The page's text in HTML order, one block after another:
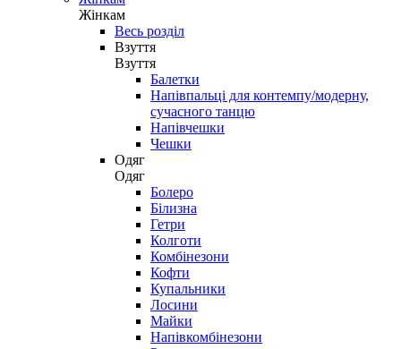
Жінкам
Весь розділ
Взуття
Взуття
Балетки
Напівпальці для контемпу/модерну,
сучасного танцю
Напівчешки
Чешки
Одяг
Одяг
Болеро
Білизна
Гетри
Колготи
Комбінезони
Кофти
Купальники
Лосини
Майки
Напівкомбінезони